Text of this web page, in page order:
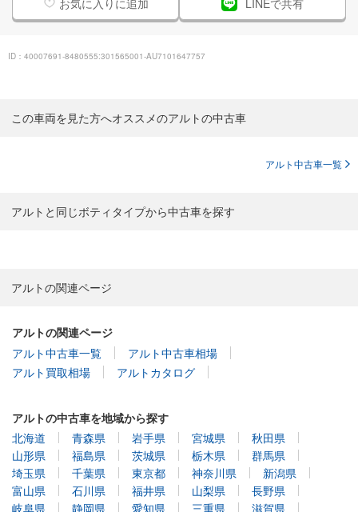
アルト中古車一覧
アルト買取相場
アルトカタログ
北海道
青森県 岩手県
山形県
福島県 茨城県 栃木県
群馬県
埼玉県
千葉県 東京都 神奈川県
新潟県
富山県
石川県 福井県 山梨県
長野県
岐阜県
静岡県 愛知県 三重県
滋賀県